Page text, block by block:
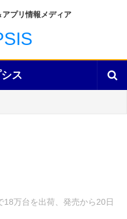
プリ情報メディア
ス
18万台を出荷、発売から20日